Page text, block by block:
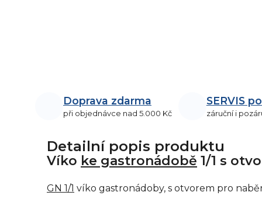
Doprava zdarma
při objednávce nad 5.000 Kč
SERVIS
záruční i
Detailní popis produktu
Víko ke gastronádobě 1/1 s
GN 1/1 víko gastronádoby, s otvorem pro